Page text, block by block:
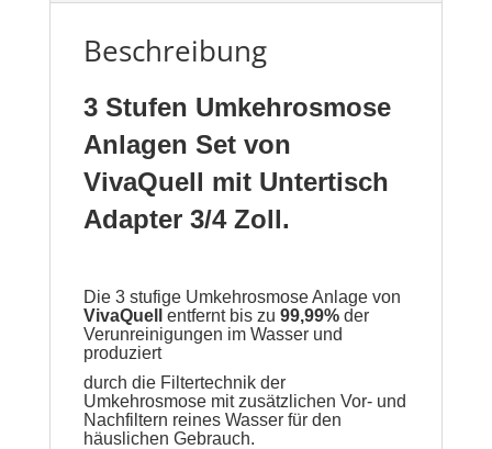
Beschreibung
3 Stufen Umkehrosmose
Anlagen Set von
VivaQuell mit Untertisch
Adapter 3/4 Zoll.
Die 3 stufige Umkehrosmose Anlage von
VivaQuell
entfernt bis zu 99,99%der
Verunreinigungen im Wasser und
produziert
durch die Filtertechnik der
Umkehrosmose mit zusätzlichen Vor- und
Nachfiltern reines Wasser für den
häuslichen Gebrauch.